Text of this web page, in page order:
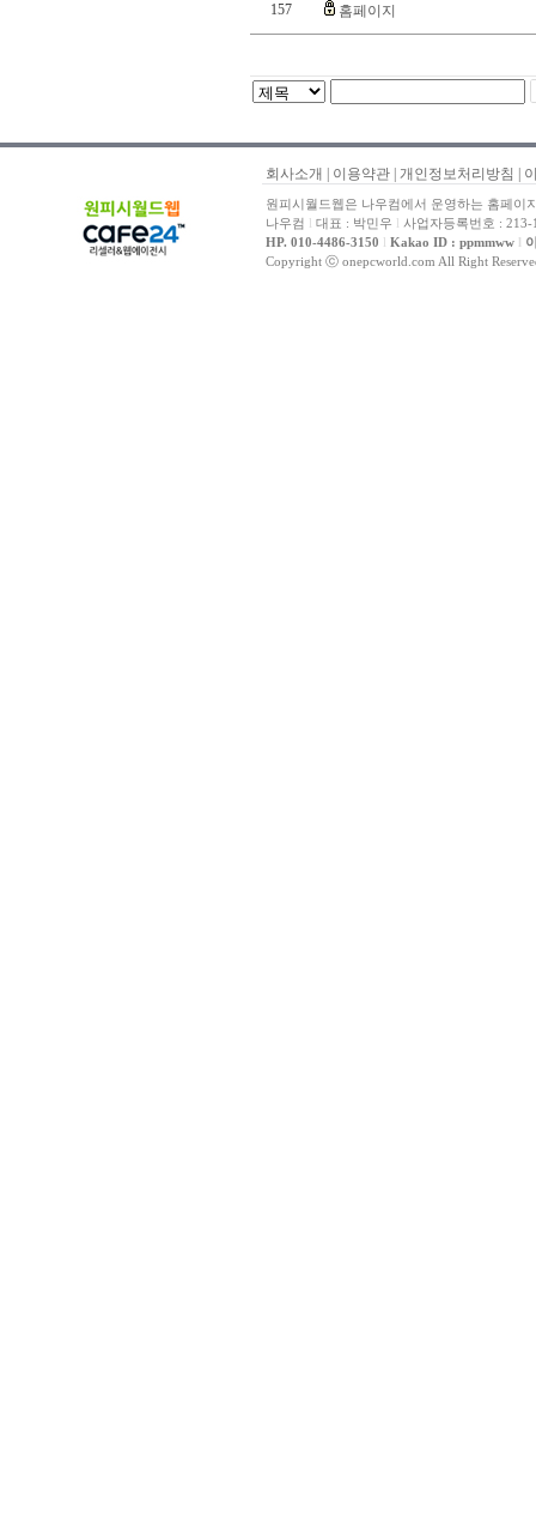
157 홈페이지
회사소개 이용약관 개인정보처리방침
원피시월드웹은 나우컴에서 운영하는 홈페이
나우컴 l 대표 : 박민우 l 사업자등록번호 :
HP. 010-4486-3150 l Kakao ID : ppmmww l
Copyright ⓒ onepcworld.com All Right